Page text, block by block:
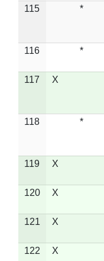
115 *
116 *
117 X
118 *
119 X
120 X
121 X
122 X